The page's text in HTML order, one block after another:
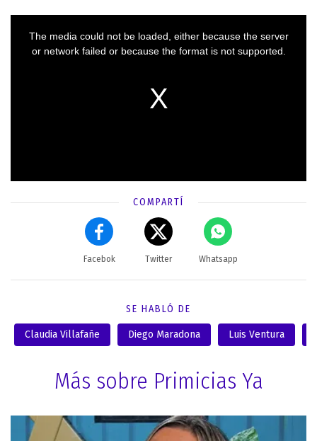
COMPARTÍ
Facebok Twitter Whatsapp
SE HABLÓ DE
Claudia Villafañe Diego Maradona Luis Ventura
Más sobre Primicias Ya